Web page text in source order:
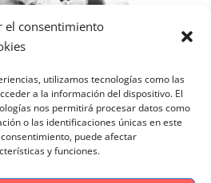
el consentimiento
utilizamos tecnologías como las
a la información del dispositivo. El
nos permitirá procesar datos como
o las identificaciones únicas en este
puede afectar
y funciones.